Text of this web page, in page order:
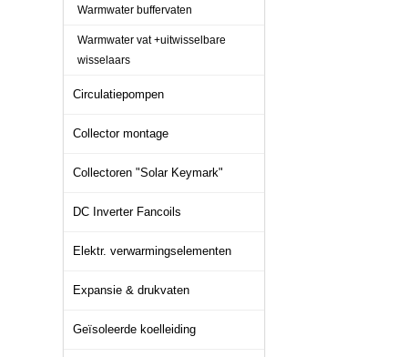
Warmwater buffervaten
Warmwater vat +uitwisselbare
wisselaars
Circulatiepompen
Collector montage
Collectoren "Solar Keymark"
DC Inverter Fancoils
Elektr. verwarmingselementen
Expansie & drukvaten
Geïsoleerde koelleiding